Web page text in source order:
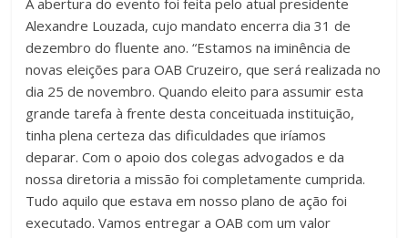
A abertura do evento foi feita pelo atual presidente
Alexandre Louzada, cujo mandato encerra dia 31 de
dezembro do fluente ano. “Estamos na iminência de
novas eleições para OAB Cruzeiro, que será realizada no
dia 25 de novembro. Quando eleito para assumir esta
grande tarefa à frente desta conceituada instituição,
tinha plena certeza das dificuldades que iríamos
deparar. Com o apoio dos colegas advogados e da
nossa diretoria a missão foi completamente cumprida.
Tudo aquilo que estava em nosso plano de ação foi
executado. Vamos entregar a OAB com um valor